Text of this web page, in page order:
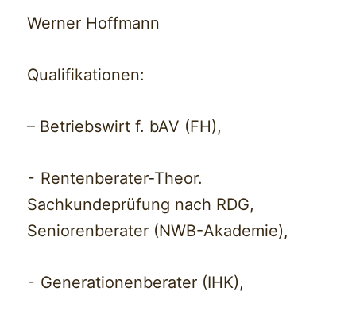
Werner Hoffmann
Qualifikationen:
– Betriebswirt f. bAV (FH),
⁃ Rentenberater-Theor.
Sachkundeprüfung nach RDG,
Seniorenberater (NWB-Akademie),
⁃ Generationenberater (IHK),